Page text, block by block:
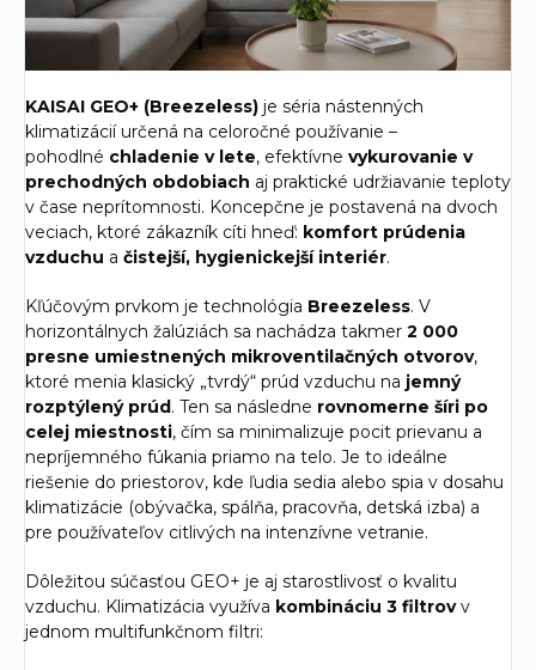
KAISAI GEO+ (Breezeless) je séria nástenných
klimatizácií určená na celoročné používanie –
pohodlné chladenie v lete, efektívne vykurovanie v
prechodných obdobiach aj praktické udržiavanie teploty
v čase neprítomnosti. Koncepčne je postavená na dvoch
veciach, ktoré zákazník cíti hneď: komfort prúdenia
vzduchu a čistejší, hygienickejší interiér.
Kľúčovým prvkom je technológia Breezeless. V
horizontálnych žalúziách sa nachádza takmer 2 000
presne umiestnených mikroventilačných otvorov,
ktoré menia klasický „tvrdý“ prúd vzduchu na jemný
rozptýlený prúd. Ten sa následne rovnomerne šíri po
celej miestnosti, čím sa minimalizuje pocit prievanu a
nepríjemného fúkania priamo na telo. Je to ideálne
riešenie do priestorov, kde ľudia sedia alebo spia v dosahu
klimatizácie (obývačka, spálňa, pracovňa, detská izba) a
pre používateľov citlivých na intenzívne vetranie.
Dôležitou súčasťou GEO+ je aj starostlivosť o kvalitu
vzduchu. Klimatizácia využíva kombináciu 3 filtrov v
jednom multifunkčnom filtri: